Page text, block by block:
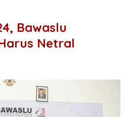
Bawaslu
Netral